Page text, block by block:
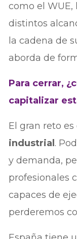
como el WUE,
distintos
la cadena de
aborda de
Para cerrar,
capitalizar
El gran reto
industrial.
y demanda,
profesionales
capaces de
perderemos